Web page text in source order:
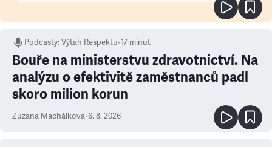
Podcasty:Výtah Respektu•17 minut
Bouře na ministerstvu zdravotnictví. Na
analýzu o efektivitě zaměstnanců padl
skoro milion korun
Zuzana Machálková•6. 8. 2026